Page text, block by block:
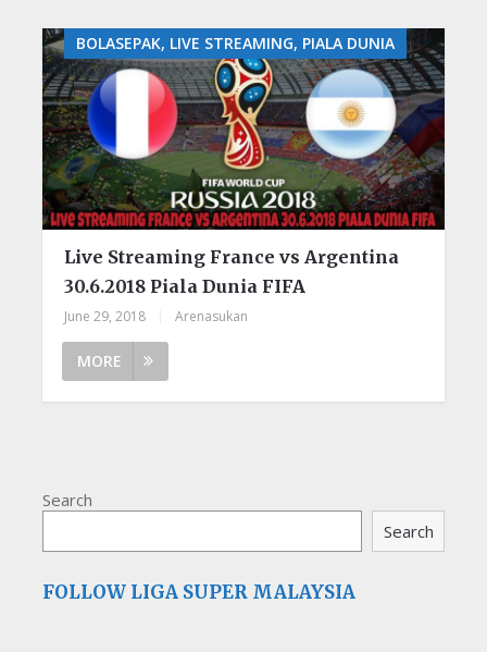
BOLASEPAK, LIVE STREAMING, PIALA DUNIA
Live Streaming France vs Argentina
30.6.2018 Piala Dunia FIFA
June 29, 2018 Arenasukan
MORE
Search
Search
FOLLOW LIGA SUPER MALAYSIA